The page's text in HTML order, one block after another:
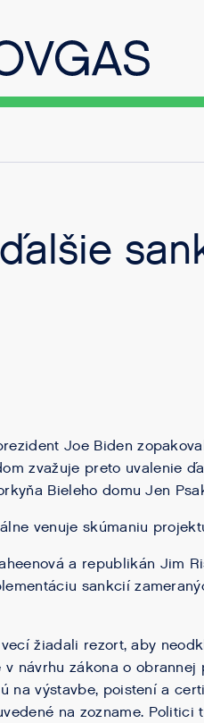
Joe Biden
zvažuje preto uvalenie
Bieleho domu Jen
venuje skúmaniu
a republikán Jim
sankcií
žiadali rezort, aby
návrhu zákona o obrannej
na výstavbe, poistení a
na zozname. Politici